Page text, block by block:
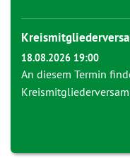
18.08.2026 19:00
An diesem Termin